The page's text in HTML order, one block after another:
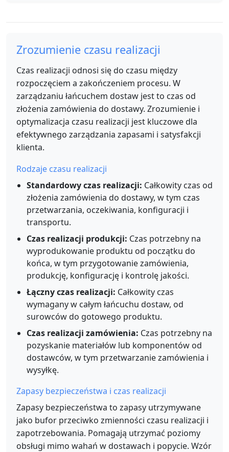
Zrozumienie czasu realizacji
Czas realizacji odnosi się do czasu między
rozpoczęciem a zakończeniem procesu. W
zarządzaniu łańcuchem dostaw jest to czas od
złożenia zamówienia do dostawy. Zrozumienie i
optymalizacja czasu realizacji jest kluczowe dla
efektywnego zarządzania zapasami i satysfakcji
klienta.
Rodzaje czasu realizacji
Standardowy czas realizacji: Całkowity czas od
złożenia zamówienia do dostawy, w tym czas
przetwarzania, oczekiwania, konfiguracji i
transportu.
Czas realizacji produkcji: Czas potrzebny na
wyprodukowanie produktu od początku do
końca, w tym przygotowanie zamówienia,
produkcję, konfigurację i kontrolę jakości.
Łączny czas realizacji: Całkowity czas
wymagany w całym łańcuchu dostaw, od
surowców do gotowego produktu.
Czas realizacji zamówienia: Czas potrzebny na
pozyskanie materiałów lub komponentów od
dostawców, w tym przetwarzanie zamówienia i
wysyłkę.
Zapasy bezpieczeństwa i czas realizacji
Zapasy bezpieczeństwa to zapasy utrzymywane
jako bufor przeciwko zmienności czasu realizacji i
zapotrzebowania. Pomagają utrzymać poziomy
obsługi mimo wahań w dostawach i popycie. Wzór